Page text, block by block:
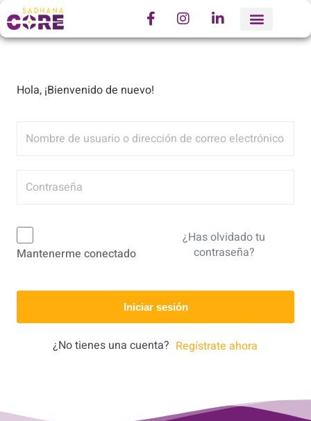
Hola, ¡Bienvenido de nuevo!
Mantenerme conectado
¿Has olvidado tu
contraseña?
Iniciar sesión
¿No tienes una cuenta? Regístrate ahora